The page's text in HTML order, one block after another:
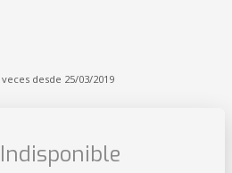
veces desde 25/03/2019
Indisponible